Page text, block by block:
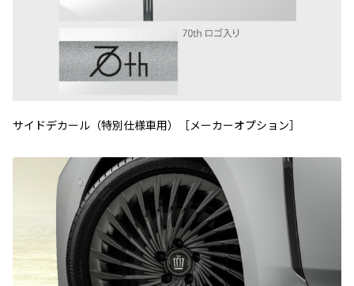
サイドデカール（特別仕様車用）［メーカーオプション］